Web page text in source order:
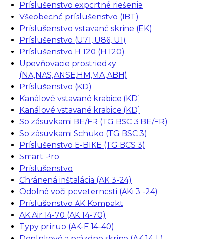
Príslušenstvo exportné riešenie
Všeobecné príslušenstvo (IBT)
Príslušenstvo vstavané skrine (EK)
Príslušenstvo (U71, U86, U1)
Príslušenstvo H 120 (H 120)
Upevňovacie prostriedky
(NA,NAS,ANSE,HM,MA,ABH)
Príslušenstvo (KD)
Kanálové vstavané krabice (KD)
Kanálové vstavané krabice (KD)
So zásuvkami BE/FR (TG BSC 3 BE/FR)
So zásuvkami Schuko (TG BSC 3)
Príslušenstvo E-BIKE (TG BCS 3)
Smart Pro
Príslušenstvo
Chránená inštalácia (AK 3-24)
Odolné voči poveternosti (AKi 3 -24)
Príslušenstvo AK Kompakt
AK Air 14-70 (AK 14-70)
Typy prírub (AK-F 14-40)